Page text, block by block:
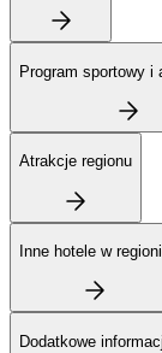
Program sportowy i
Atrakcje regionu
Inne hotele w
Dodatkowe